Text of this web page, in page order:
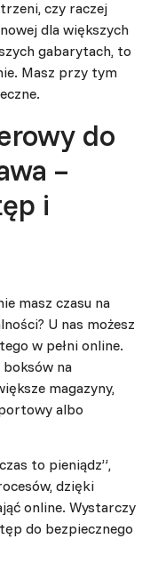
czy raczej
dla większych
gabarytach, to
Masz przy tym
do
–
i
masz czasu na
U nas możesz
w pełni online.
boksów na
magazyny,
albo
to pieniądz”,
dzięki
online. Wystarczy
do bezpiecznego